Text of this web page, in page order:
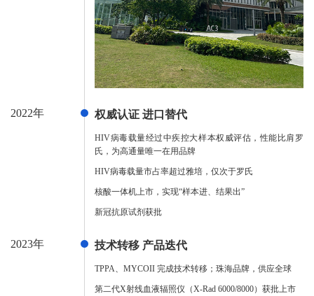
2022年 权威认证 进口替代
HIV病毒载量经过中疾控大样本权威评估，性能比肩罗
氏，为高通量唯一在用品牌
HIV病毒载量市占率超过雅培，仅次于罗氏
核酸一体机上市，实现“样本进、结果出”
新冠抗原试剂获批
2023年 技术转移 产品迭代
TPPA、MYCOII 完成技术转移；珠海品牌，供应全球
第二代X射线血液辐照仪（X-Rad 6000/8000）获批上市